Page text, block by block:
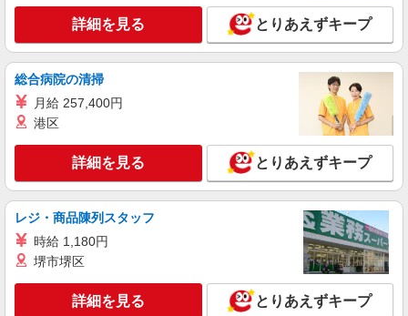
岡県 / 佐賀県 / 長崎県 / 熊本県 / 大分県 / 宮崎県 /
鹿児島県 / 沖縄県 ■全国各地に勤務地がございま
す ※勤務地につきましては最大限ご希望を考慮し
決定していきますが、 状況によりご希望に沿え
ない場合がありますのであらかじめご了承下さ
社の定める場所】
社名非公開/人材紹介営業（兵庫）
人材紹介営業（兵庫）
＜月給＞ 286,200円〜429,200円（一律手当を
含む） 月額（基本給）：218,000円〜327,000円
固定残業手当/月：68,200円〜102,200円（固定残
業時間40時間0分/月） ※超過した時間外労働の残
■神戸オフィス 兵庫県神戸市中央区三宮町1-4-
8メットライフ神戸三宮ビル 8F 【変更の範囲：会
詳細を見る
紹介予定派遣
パーソルエクセルHRパートナーズ株式会社
兵庫県神戸市中央区／最寄駅：神戸三宮（阪
神）駅、三ノ宮駅 ※9月頃までは本社（＝三ノ宮
駅から社バスで15分）にて勤務
詳細を見る とりあえずキープ
総合病院の清掃
月給 257,400円
港区
詳細を見る とりあえずキープ
レジ・商品陳列スタッフ
時給 1,180円
堺市堺区
詳細を見る とりあえずキープ